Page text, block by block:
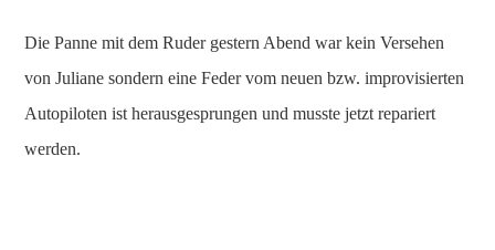
Die Panne mit dem Ruder gestern Abend war kein Versehen
von Juliane sondern eine Feder vom neuen bzw. improvisierten
Autopiloten ist herausgesprungen und musste jetzt repariert
werden.